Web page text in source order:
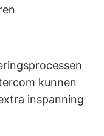
kunnen
inspanning